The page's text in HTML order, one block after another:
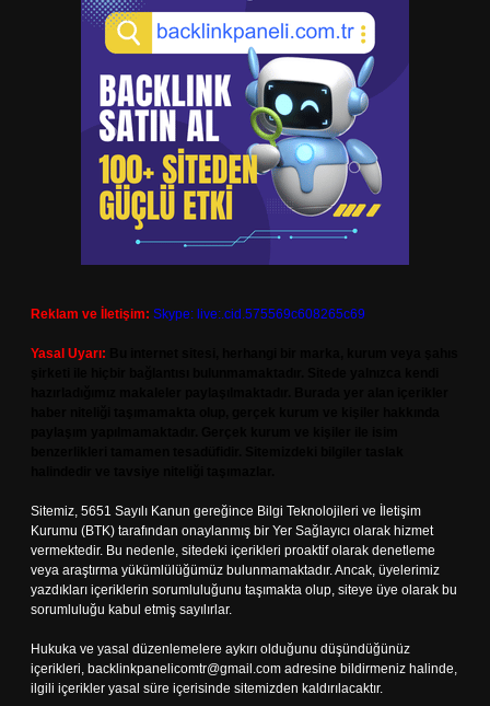
Reklam ve İletişim: Skype: live:.cid.575569c608265c69
Yasal Uyarı:
Sitemiz, 5651 Sayılı Kanun gereğince Bilgi Teknolojileri ve İletişim
Kurumu (BTK) tarafından onaylanmış bir Yer Sağlayıcı olarak hizmet
vermektedir. Bu nedenle, sitedeki içerikleri proaktif olarak denetleme
veya araştırma yükümlülüğümüz bulunmamaktadır. Ancak, üyelerimiz
yazdıkları içeriklerin sorumluluğunu taşımakta olup, siteye üye olarak bu
sorumluluğu kabul etmiş sayılırlar.
Hukuka ve yasal düzenlemelere aykırı olduğunu düşündüğünüz
içerikleri, backlinkpanelicomtr@gmail.com adresine bildirmeniz halinde,
ilgili içerikler yasal süre içerisinde sitemizden kaldırılacaktır.